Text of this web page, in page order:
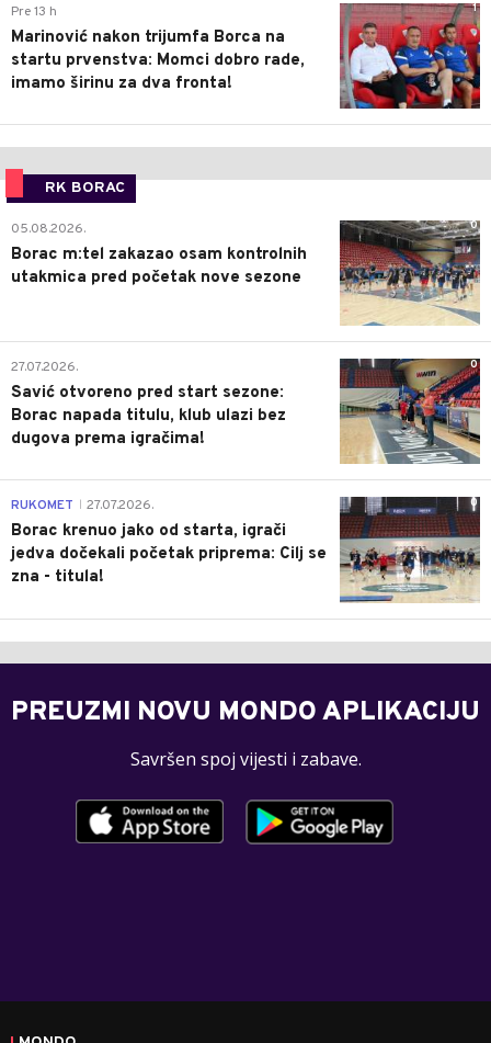
1
Pre 13 h
Marinović nakon trijumfa Borca na
startu prvenstva: Momci dobro rade,
imamo širinu za dva fronta!
RK BORAC
0
05.08.2026.
Borac m:tel zakazao osam kontrolnih
utakmica pred početak nove sezone
0
27.07.2026.
Savić otvoreno pred start sezone:
Borac napada titulu, klub ulazi bez
dugova prema igračima!
0
RUKOMET 27.07.2026.
Borac krenuo jako od starta, igrači
jedva dočekali početak priprema: Cilj se
zna - titula!
PREUZMI NOVU MONDO APLIKACIJU
Savršen spoj vijesti i zabave.